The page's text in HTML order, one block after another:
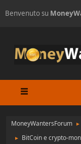
Benvenuto su
MoneyWantersForum ►
► BitCoin e crypto-